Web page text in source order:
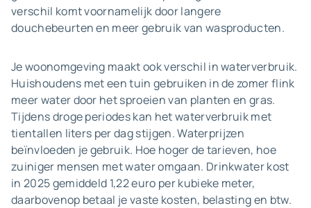
verschil komt voornamelijk door langere
douchebeurten en meer gebruik van wasproducten.
Je woonomgeving maakt ook verschil in waterverbruik.
Huishoudens met een tuin gebruiken in de zomer flink
meer water door het sproeien van planten en gras.
Tijdens droge periodes kan het waterverbruik met
tientallen liters per dag stijgen. Waterprijzen
beïnvloeden je gebruik. Hoe hoger de tarieven, hoe
zuiniger mensen met water omgaan. Drinkwater kost
in 2025 gemiddeld 1,22 euro per kubieke meter,
daarbovenop betaal je vaste kosten, belasting en btw.